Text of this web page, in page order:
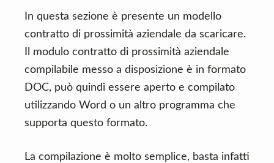
In questa sezione è presente un modello
contratto di prossimità aziendale da scaricare.
Il modulo contratto di prossimità aziendale
compilabile messo a disposizione è in formato
DOC, può quindi essere aperto e compilato
utilizzando Word o un altro programma che
supporta questo formato.
La compilazione è molto semplice, basta infatti